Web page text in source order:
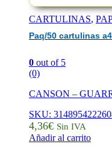
CARTULINAS,
Paq/50 cartulinas
0 out of 5
(0)
CANSON –
SKU:
4,36€ Sin IVA
Añadir al carrito